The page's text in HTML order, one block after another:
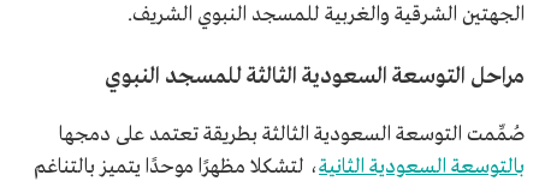
الجهتين الشرقية والغربية للمسجد النبوي الشريف.
مراحل التوسعة السعودية الثالثة للمسجد النبوي
صُمِّمت التوسعة السعودية الثالثة بطريقة تعتمد على دمجها
بالتوسعة السعودية الثانية، لتشكلا مظهرًا موحدًا يتميز بالتناغم